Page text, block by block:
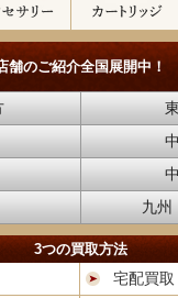
舗のご紹介全国展開中！
九州
3つの買取方法
宅配買取